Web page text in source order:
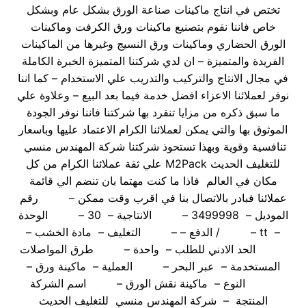
تختص في انتاج ماكينات صناعة الورق بشكل عام وبشكل
خاص فاننا نقوم بتصنيع ماكينات ورق الكرفت وماكينات
الورق الحضاري وماكينات ورق النسيج وغيرها من الماكينات
الفريدة والمتميزة – ان لدي شركتنا المتميزة الخبرة الكاملة
في مجال الانتاج والتركيب والتدريب علي الاستخدام – كما اننا
نوفر لعملائنا الاعزاء افضل خدمة فيما بعد البيع – وعلاوة علي
ما سبق ذكره من مزايا تنفرد بها شركتنا فاننا نوفر الجودة
الموثوق بها والتي يمكن لعملائنا الكرام الاعتماد عليها وباسعار
تنافسية وقوية وبهذا تستحوذ شركتنا شركة المهندس منسي
للتغليف الحديث M2Pack علي ثقة عملائنا الكرام من كل
مكان في العالم فاذا ما كنت مهتما بان تنضم الي قائمة
عملائنا فبادر بالاتصال بنا في اقرب وقت ممكن – رقم
الموديل – 3499998 – الانتاجية – 30 – الوحدة
– tt – / الدفع – – التغليف – مادة الخشب –
الحد الادني للطلب – واحدة – طرق المواصلات
المستخدمة – عبر البحر – العملية – ماكينة ورق –
النوع – ماكينة نقش الورق – اسم الشركة
المنتجة – شركة المهندس منسي للتغليف الحديث